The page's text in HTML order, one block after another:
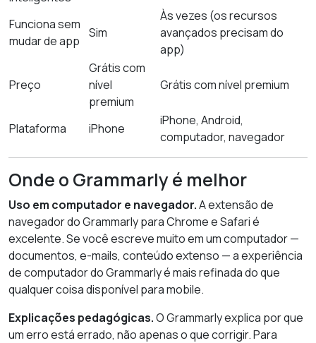
Funciona sem
mudar de app
Sim
Às vezes (os recursos
avançados precisam do
app)
Preço
Grátis com
nível
premium
Grátis com nível premium
Plataforma iPhone
iPhone, Android,
computador, navegador
Onde o Grammarly é melhor
Uso em computador e navegador.A extensão de
navegador do Grammarly para Chrome e Safari é
excelente. Se você escreve muito em um computador —
documentos, e-mails, conteúdo extenso — a experiência
de computador do Grammarly é mais refinada do que
qualquer coisa disponível para mobile.
Explicações pedagógicas.O Grammarly explica por que
um erro está errado, não apenas o que corrigir. Para